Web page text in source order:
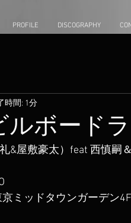
PROFILE DISCOGRAPHY
ボードラ
時間: 1分
&屋敷豪太）feat 西慎嗣＆
ミッドタウンガーデン4F